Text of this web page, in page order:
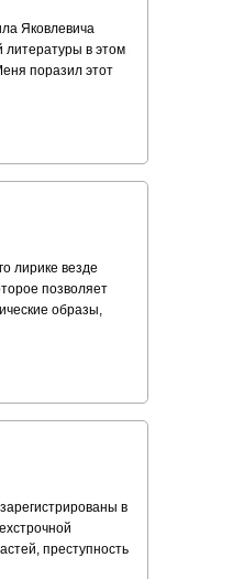
Яковлевича
литературы в этом
поразил этот
лирике везде
позволяет
образы,
в
преступность